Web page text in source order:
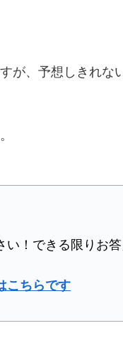
が、予想しきれな
！できる限りお答
こちらです